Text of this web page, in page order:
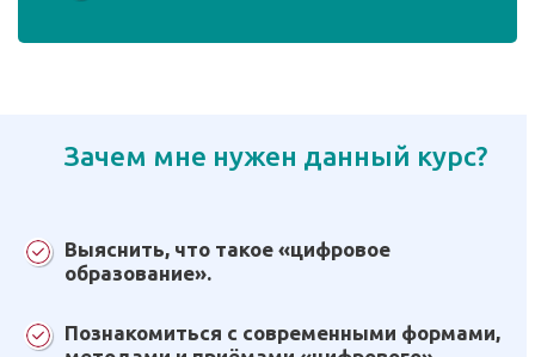
Зачем мне нужен данный курс?
Выяснить, что такое «цифровое
образование».
Познакомиться с современными формами,